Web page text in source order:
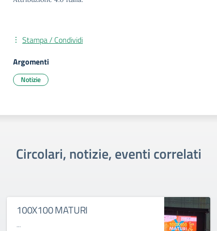
Stampa / Condividi
Argomenti
Notizie
Circolari, notizie, eventi correlati
100X100 MATURI
...